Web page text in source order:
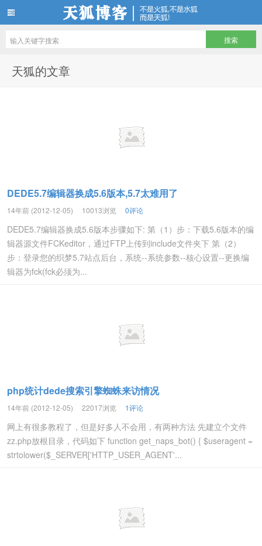
天狐的文章
DEDE5.7编辑器换成5.6版本,5.7太难用了
14年前 (2012-12-05) 10013浏览 0评论
DEDE5.7编辑器换成5.6版本步骤如下: 第（1）步：下载5.6版本的编
辑器源文件FCKeditor，通过FTP上传到include文件夹下 第（2）
步：登录您的织梦5.7站点后台，系统--系统参数--核心设置--更换编
辑器为fck(fck必须为...
php统计dede搜索引擎蜘蛛来访情况
14年前 (2012-12-05) 22017浏览 1评论
网上有很多教程了，但是好多人不会用，有两种方法 先建立个文件
zz.php放根目录，代码如下 function get_naps_bot() { $useragent =
strtolower($_SERVER['HTTP_USER_AGENT'...